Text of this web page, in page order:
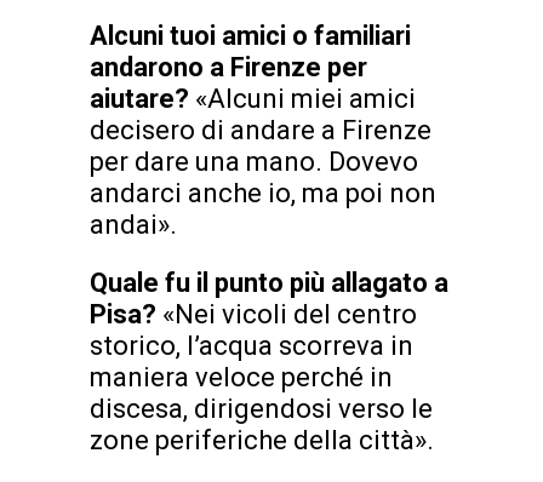
Alcuni tuoi amici o familiari
andarono a Firenze per
aiutare? «Alcuni miei amici
decisero di andare a Firenze
per dare una mano. Dovevo
andarci anche io, ma poi non
andai».
Quale fu il punto più allagato a
Pisa? «Nei vicoli del centro
storico, l’acqua scorreva in
maniera veloce perché in
discesa, dirigendosi verso le
zone periferiche della città».